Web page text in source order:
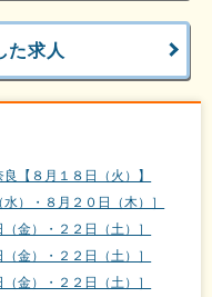
た求人
【８月１８日（火）】
）・８月２０日（木）］
金）・２２日（土）］
金）・２２日（土）］
金）・２２日（土）］